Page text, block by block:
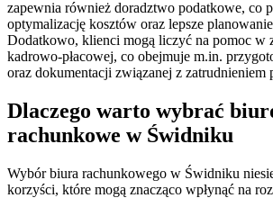
zapewnia również doradztwo podatkowe, co
optymalizację kosztów oraz lepsze
Dodatkowo, klienci mogą liczyć na pomoc w
kadrowo-płacowej, co obejmuje m.in.
oraz dokumentacji związanej z zatrudnieniem
Dlaczego warto wybrać
rachunkowe w Świdniku
Wybór biura rachunkowego w Świdniku
korzyści, które mogą znacząco wpłynąć na